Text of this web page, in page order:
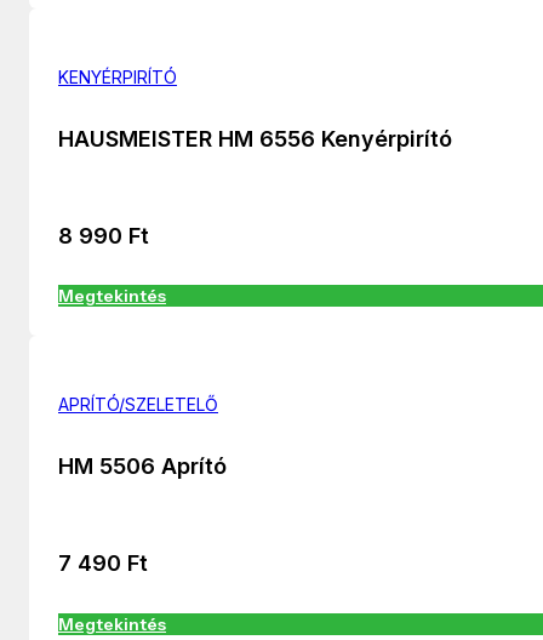
KENYÉRPIRÍTÓ
HAUSMEISTER HM 6556 Kenyérpirító
8 990 Ft
Megtekintés
APRÍTÓ/SZELETELŐ
HM 5506 Aprító
7 490 Ft
Megtekintés